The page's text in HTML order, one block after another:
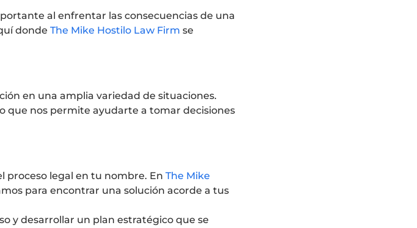
al enfrentar las consecuencias de una
donde The Mike Hostilo Law Firm se
en una amplia variedad de situaciones.
que nos permite ayudarte a tomar decisiones
proceso legal en tu nombre. En The Mike
para encontrar una solución acorde a tus
y desarrollar un plan estratégico que se